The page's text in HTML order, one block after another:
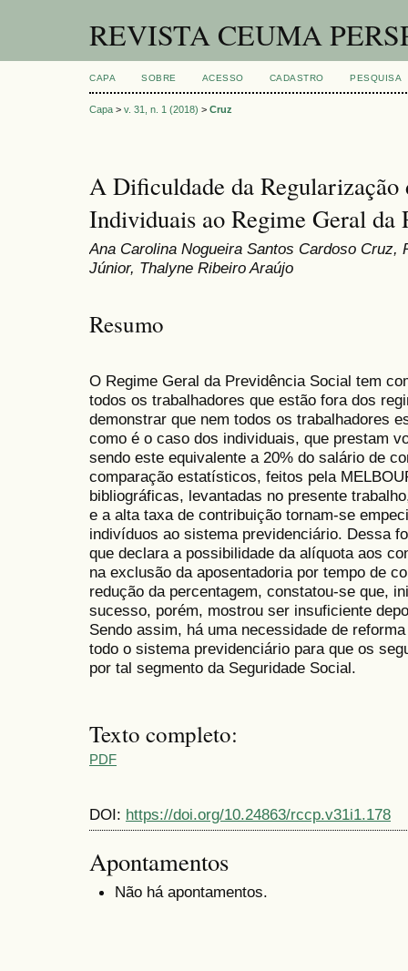
REVISTA CEUMA
CAPA SOBRE ACESSO CADASTRO PESQUISA
Capa > v. 31, n. 1 (2018) > Cruz
A Dificuldade da Regularização
Individuais ao Regime Geral da
Ana Carolina Nogueira Santos Cardoso Cruz,
Júnior, Thalyne Ribeiro Araújo
Resumo
O Regime Geral da Previdência Social tem
todos os trabalhadores que estão fora dos
demonstrar que nem todos os trabalhadores
como é o caso dos individuais, que prestam
sendo este equivalente a 20% do salário de
comparação estatísticos, feitos pela
bibliográficas, levantadas no presente
e a alta taxa de contribuição tornam-se
indivíduos ao sistema previdenciário. Dessa
que declara a possibilidade da alíquota aos
na exclusão da aposentadoria por tempo de
redução da percentagem, constatou-se que,
sucesso, porém, mostrou ser insuficiente
Sendo assim, há uma necessidade de
todo o sistema previdenciário para que os
por tal segmento da Seguridade Social.
Texto completo:
PDF
DOI: https://doi.org/10.24863/rccp.v31i1.178
Apontamentos
Não há apontamentos.